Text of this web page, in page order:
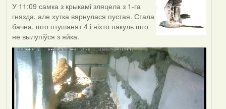
У 11:09 самка з крыкамі зляцела з 1-га
гнязда, але хутка вярнулася пустая. Стала
бачна, што птушанят 4 і ніхто пакуль што
не вылупіўся з яйка.